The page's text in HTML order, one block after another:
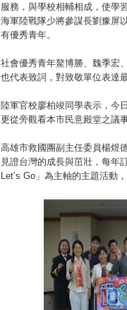
服務，與學校相輔相成，使學
海軍陸戰隊少將參謀長劉豫屏
有優秀青年。
社會優秀青年鰲博勝、魏季宏
也代表致詞，對致敬單位表達
陸軍官校廖柏竣同學表示，今
更從旁觀看本市民意殿堂之議
高雄市救國團副主任委員楊煜
見證台灣的成長與茁壯，每年
Let’s Go 」為主軸的主題活動